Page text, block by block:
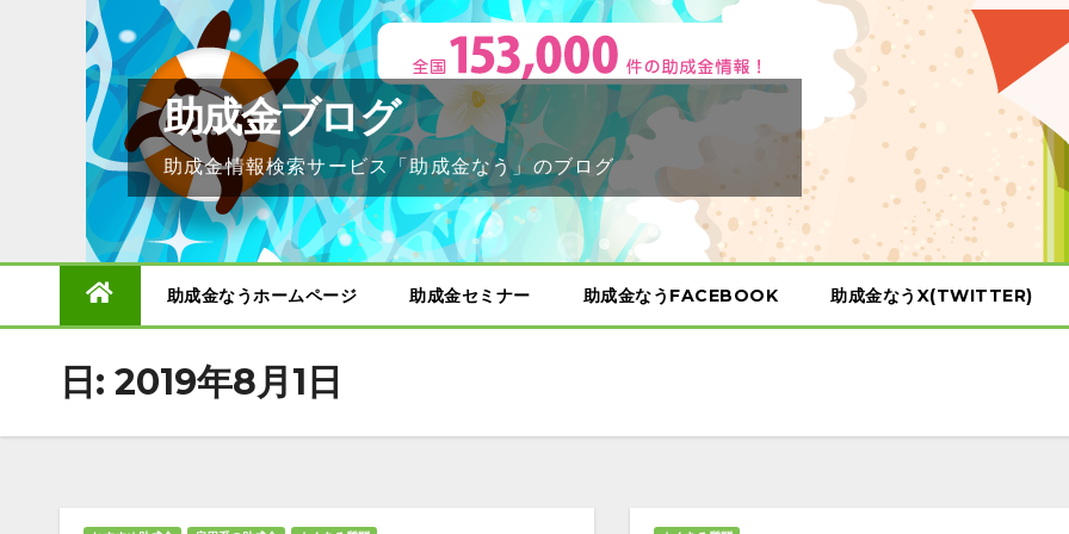
助成金ブログ
助成金情報検索サービス「助成金なう」のブログ
助成金なうホームページ 助成金セミナー 助成金なうFACEBOOK 助成金なうX(TWITTER)
日: 2019年8月1日